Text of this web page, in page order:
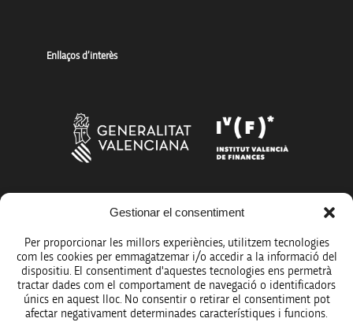
Gestionar el consentiment
Per proporcionar les millors experiències, utilitzem tecnologies
com les cookies per emmagatzemar i/o accedir a la informació del
dispositiu. El consentiment d'aquestes tecnologies ens permetrà
tractar dades com el comportament de navegació o identificadors
únics en aquest lloc. No consentir o retirar el consentiment pot
afectar negativament determinades característiques i funcions.
Enllaços d’interès
Més organismes de suport a la innovació
Avís legal